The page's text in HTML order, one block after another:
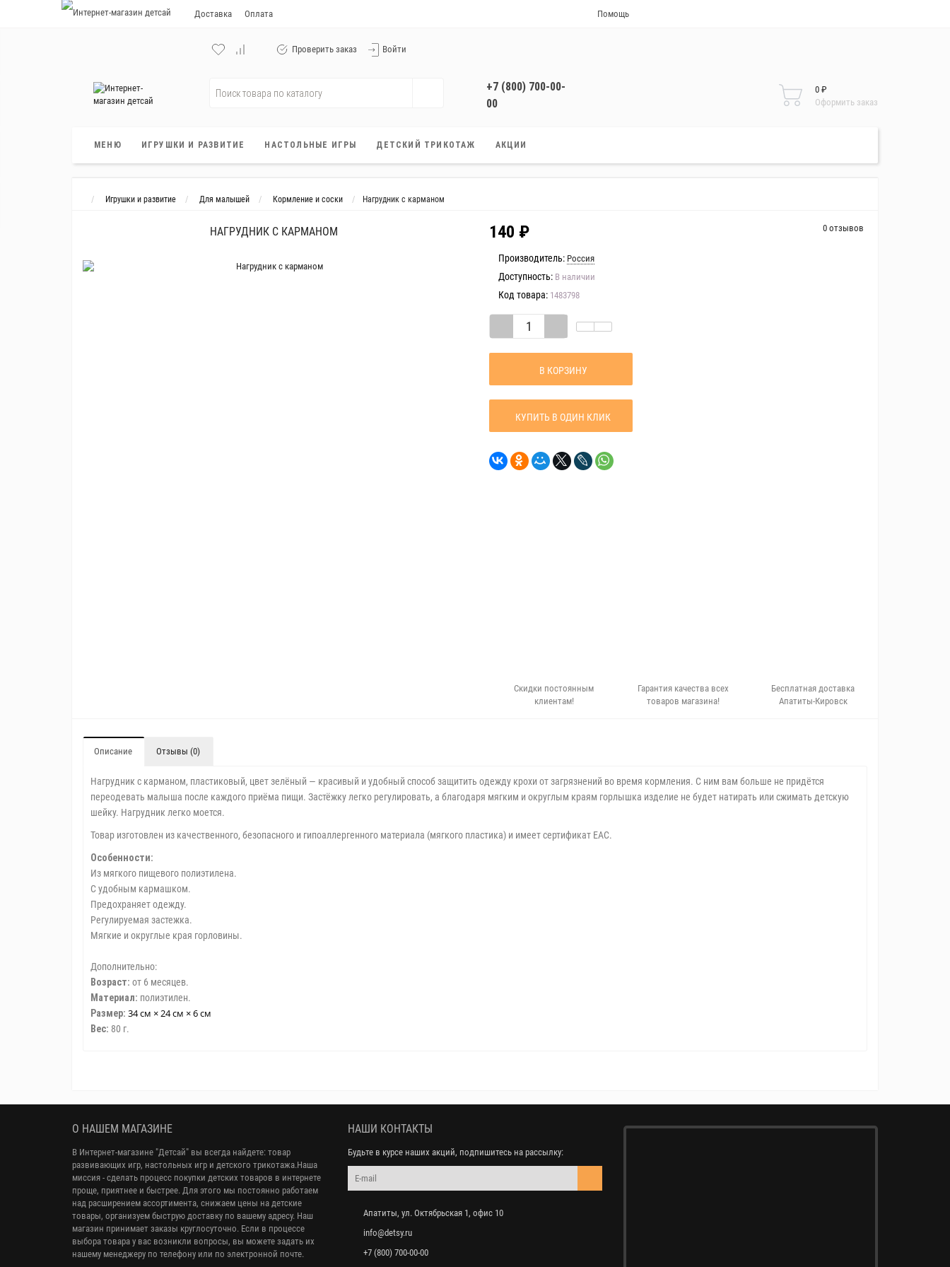
Доставка Оплата Помощь
Проверить заказ Войти
+7 (800) 700-00-
00
0 ₽
Оформить заказ
МЕНЮ ИГРУШКИ И РАЗВИТИЕ НАСТОЛЬНЫЕ ИГРЫ ДЕТСКИЙ ТРИКОТАЖ АКЦИИ
Игрушки и развитие Для малышей Кормление и соски Нагрудник с карманом
НАГРУДНИК С КАРМАНОМ 0 отзывов
140 ₽
Производитель: Россия
Доступность: В наличии
Код товара: 1483798
В КОРЗИНУ
КУПИТЬ В ОДИН КЛИК
Скидки постоянным
клиентам!
Гарантия качества всех
товаров магазина!
Бесплатная доставка
Апатиты-Кировск
Описание Отзывы (0)
Нагрудник с карманом, пластиковый, цвет зелёный — красивый и удобный способ защитить одежду крохи от загрязнений во время кормления. С ним вам больше не придётся
переодевать малыша после каждого приёма пищи. Застёжку легко регулировать, а благодаря мягким и округлым краям горлышка изделие не будет натирать или сжимать детскую
шейку. Нагрудник легко моется.
Товар изготовлен из качественного, безопасного и гипоаллергенного материала (мягкого пластика) и имеет сертификат ЕАС.
Особенности:
Из мягкого пищевого полиэтилена.
С удобным кармашком.
Предохраняет одежду.
Регулируемая застежка.
Мягкие и округлые края горловины.
Дополнительно:
Возраст: от 6 месяцев.
Материал: полиэтилен.
Размер: 34 см × 24 см × 6 см
Вес: 80 г.
О НАШЕМ МАГАЗИНЕ
В Интернет-магазине "Детсай" вы всегда найдете: товар
развивающих игр, настольных игр и детского трикотажа.Наша
миссия - сделать процесс покупки детских товаров в интернете
проще, приятнее и быстрее. Для этого мы постоянно работаем
над расширением ассортимента, снижаем цены на детские
товары, организуем быструю доставку по вашему адресу. Наш
магазин принимает заказы круглосуточно. Если в процессе
выбора товара у вас возникли вопросы, вы можете задать их
нашему менеджеру по телефону или по электронной почте.
НАШИ КОНТАКТЫ
Будьте в курсе наших акций, подпишитесь на рассылку:
Апатиты, ул. Октябрьская 1, офис 10
info@detsy.ru
+7 (800) 700-00-00